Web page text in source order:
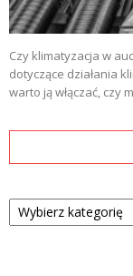
Czy klimatyzacja w
dotyczące działania
warto ją włączać, czy
Kategorie